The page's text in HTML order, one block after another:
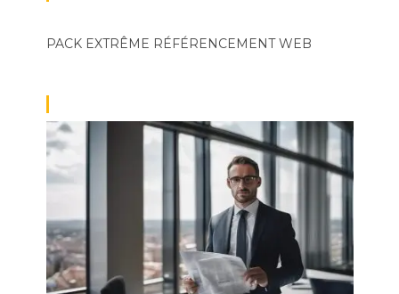
PACK EXTRÊME RÉFÉRENCEMENT WEB